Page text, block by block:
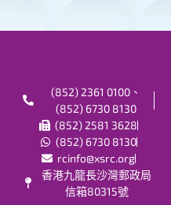
(852) 2361 0100、
(852) 6730 8130
(852) 2581 3628
(852) 6730 8130
rcinfo@xsrc.org
香港九龍長沙灣郵政局
信箱80315號